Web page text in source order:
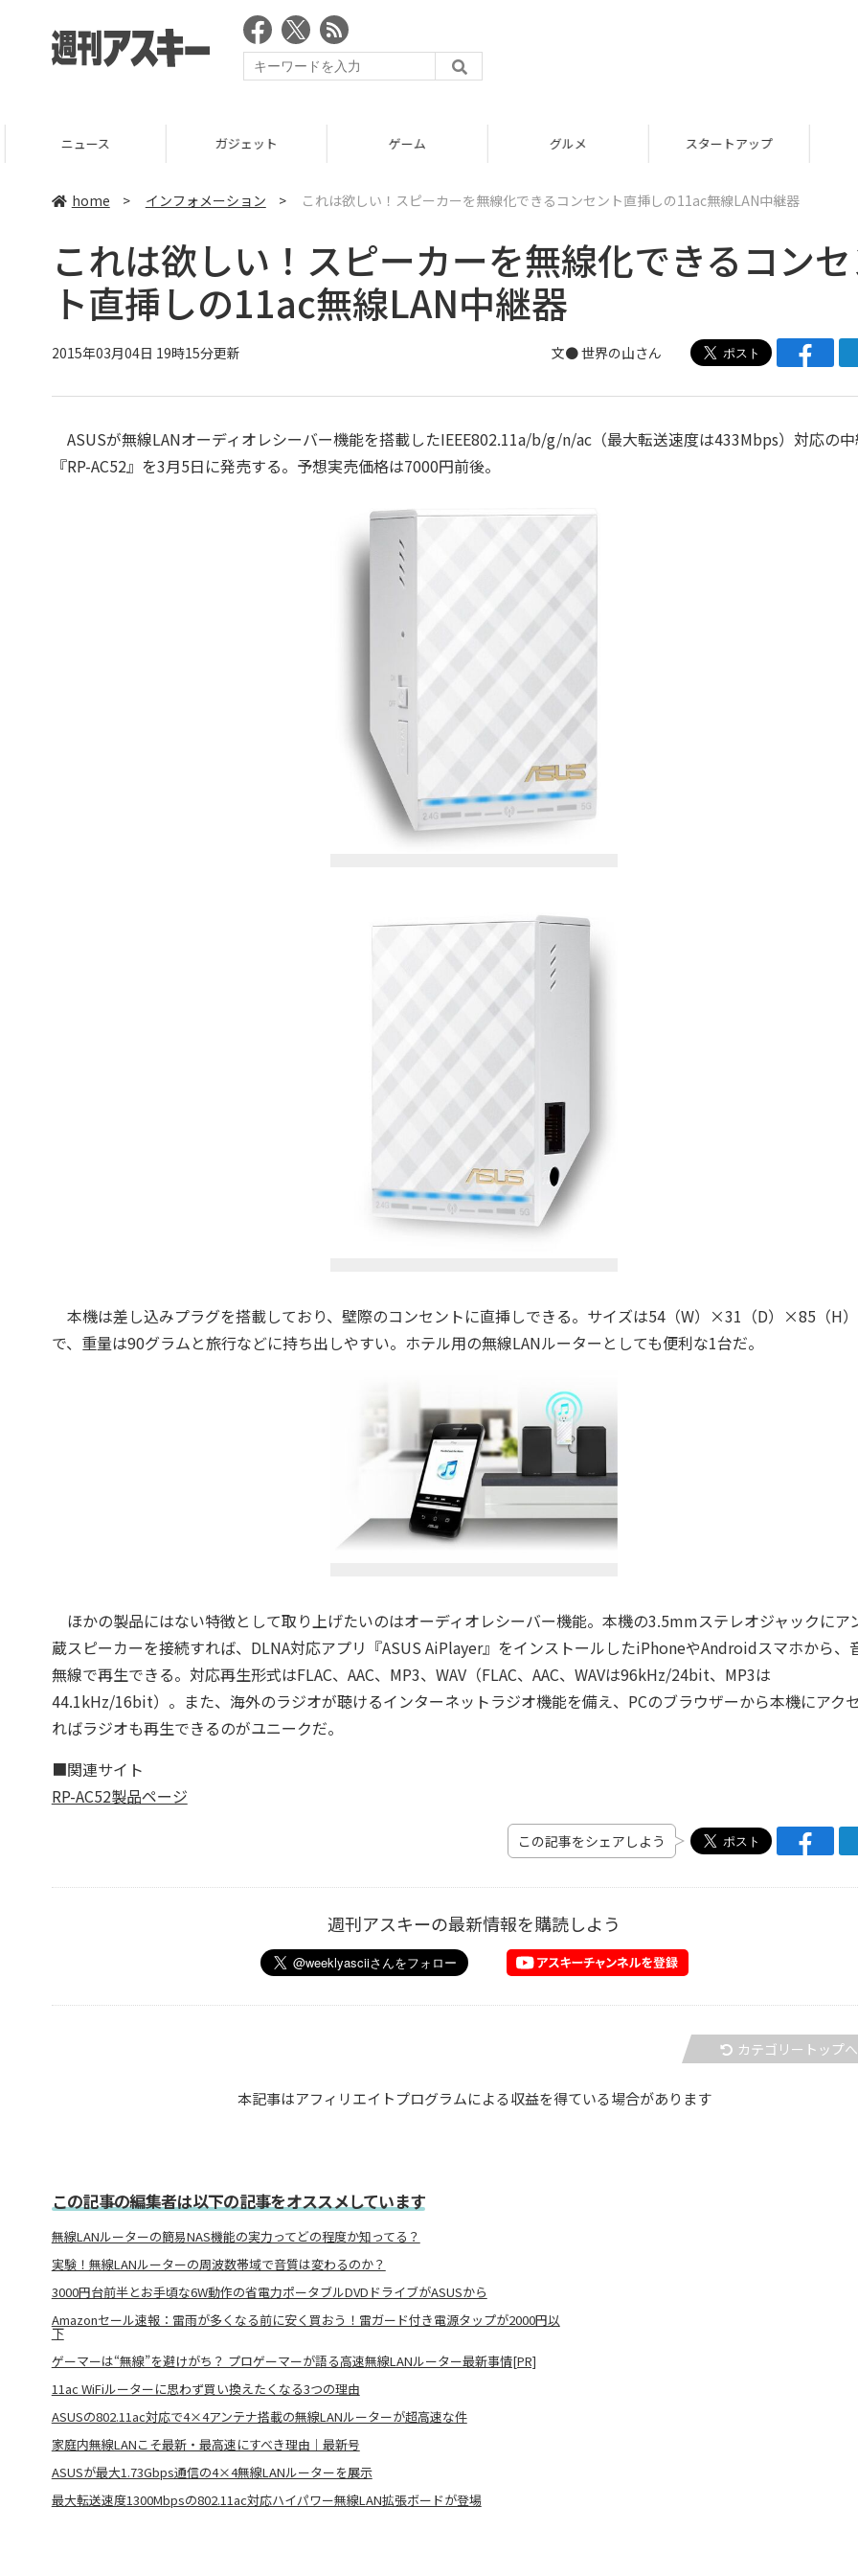
ニュース ガジェット ゲーム グルメ スタートアップ
home > インフォメーション > これは欲しい！スピーカーを無線化できるコンセント直挿しの11ac無線LAN中継器
これは欲しい！スピーカーを無線化できるコン
ト直挿しの11ac無線LAN中継器
2015年03月04日 19時15分更新 文● 世界の山さん
ASUSが無線LANオーディオレシーバー機能を搭載したIEEE802.11a/b/g/n/ac（最大転送速度は433Mbps）対応の
『RP-AC52』を3月5日に発売する。予想実売価格は7000円前後。
本機は差し込みプラグを搭載しており、壁際のコンセントに直挿しできる。サイズは54（W）×31（D）×85（H
で、重量は90グラムと旅行などに持ち出しやすい。ホテル用の無線LANルーターとしても便利な1台だ。
ほかの製品にはない特徴として取り上げたいのはオーディオレシーバー機能。本機の3.5mmステレオジャックにア
蔵スピーカーを接続すれば、DLNA対応アプリ『ASUS AiPlayer』をインストールしたiPhoneやAndroidスマホから、
無線で再生できる。対応再生形式はFLAC、AAC、MP3、WAV（FLAC、AAC、WAVは96kHz/24bit、MP3は
44.1kHz/16bit）。また、海外のラジオが聴けるインターネットラジオ機能を備え、PCのブラウザーから本機にアク
ればラジオも再生できるのがユニークだ。
■関連サイト
RP-AC52製品ページ
この記事をシェアしよう
週刊アスキーの最新情報を購読しよう
カテゴリートップへ
本記事はアフィリエイトプログラムによる収益を得ている場合があります
この記事の編集者は以下の記事をオススメしています
無線LANルーターの簡易NAS機能の実力ってどの程度か知ってる？
実験！無線LANルーターの周波数帯域で音質は変わるのか？
3000円台前半とお手頃な6W動作の省電力ポータブルDVDドライブがASUSから
Amazonセール速報：雷雨が多くなる前に安く買おう！雷ガード付き電源タップが2000円以
下
ゲーマーは“無線”を避けがち？ プロゲーマーが語る高速無線LANルーター最新事情[PR]
11ac WiFiルーターに思わず買い換えたくなる3つの理由
ASUSの802.11ac対応で4×4アンテナ搭載の無線LANルーターが超高速な件
家庭内無線LANこそ最新・最高速にすべき理由｜最新号
ASUSが最大1.73Gbps通信の4×4無線LANルーターを展示
最大転送速度1300Mbpsの802.11ac対応ハイパワー無線LAN拡張ボードが登場